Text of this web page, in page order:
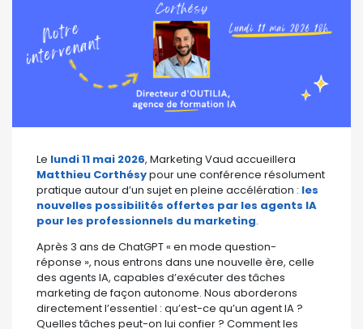
Le lundi 11 mai 2026, Marketing Vaud accueillera
Matthieu Corthésypour une conférence résolument
pratique autour d’un sujet en pleine accélération : les
nouvelles possibilités offertes par les agents IA
pour les professionnels du marketing.
Après 3 ans de ChatGPT « en mode question-
réponse », nous entrons dans une nouvelle ère, celle
des agents IA, capables d’exécuter des tâches
marketing de façon autonome. Nous aborderons
directement l’essentiel : qu’est-ce qu’un agent IA ?
Quelles tâches peut-on lui confier ? Comment les